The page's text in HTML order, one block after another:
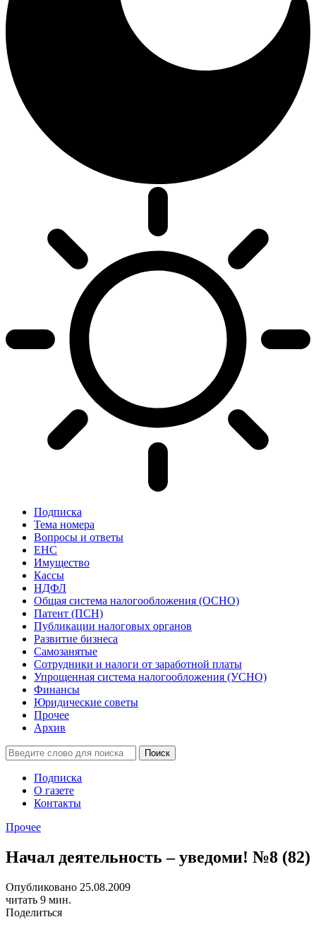
Подписка
Тема номера
Вопросы и ответы
ЕНС
Имущество
Кассы
НДФЛ
Общая система налогообложения (ОСНО)
Патент (ПСН)
Публикации налоговых органов
Развитие бизнеса
Самозанятые
Сотрудники и налоги от заработной платы
Упрощенная система налогообложения (УСНО)
Финансы
Юридические советы
Прочее
Архив
Подписка
О газете
Контакты
Прочее
Начал деятельность – уведоми! №8 (82)
Опубликовано 25.08.2009
читать 9 мин.
Поделиться